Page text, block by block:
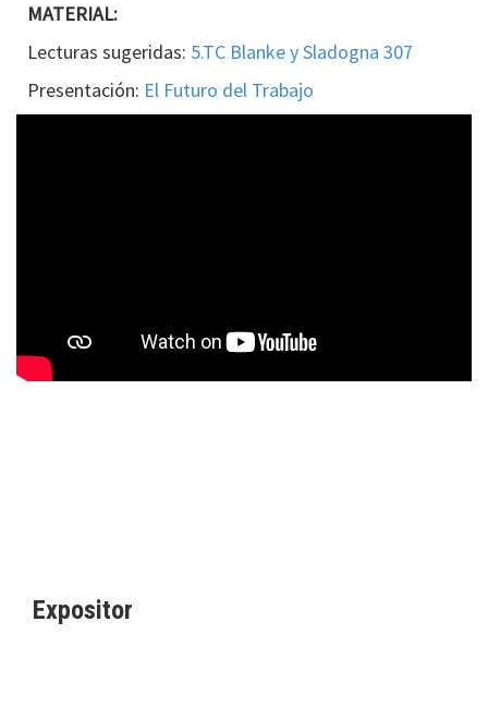
MATERIAL:
Lecturas sugeridas: 5.TC Blanke y Sladogna 307
Presentación: El Futuro del Trabajo
Expositor